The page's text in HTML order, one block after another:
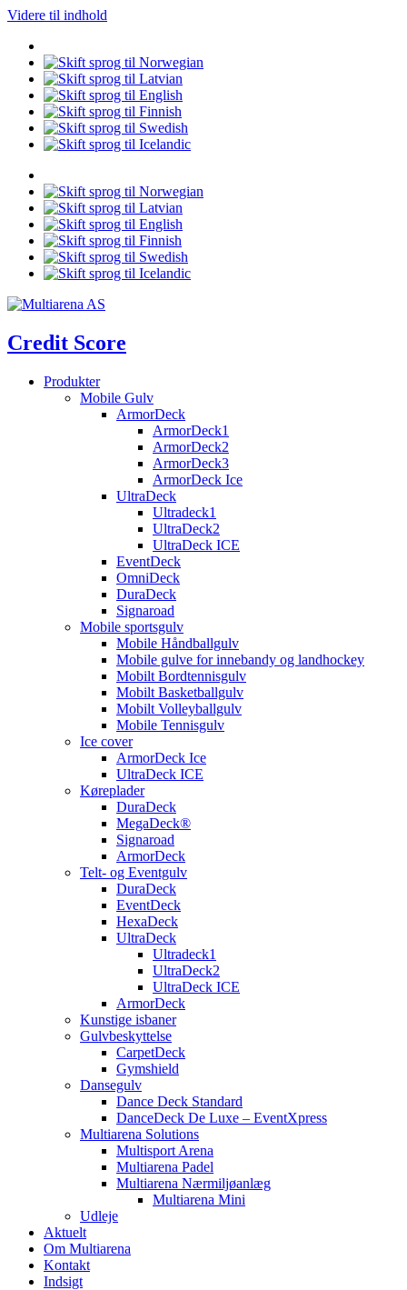
Videre til indhold
Credit Score
Produkter
Mobile Gulv
ArmorDeck
ArmorDeck1
ArmorDeck2
ArmorDeck3
ArmorDeck Ice
UltraDeck
Ultradeck1
UltraDeck2
UltraDeck ICE
EventDeck
OmniDeck
DuraDeck
Signaroad
Mobile sportsgulv
Mobile Håndballgulv
Mobile gulve for innebandy og landhockey
Mobilt Bordtennisgulv
Mobilt Basketballgulv
Mobilt Volleyballgulv
Mobile Tennisgulv
Ice cover
ArmorDeck Ice
UltraDeck ICE
Køreplader
DuraDeck
MegaDeck®
Signaroad
ArmorDeck
Telt- og Eventgulv
DuraDeck
EventDeck
HexaDeck
UltraDeck
Ultradeck1
UltraDeck2
UltraDeck ICE
ArmorDeck
Kunstige isbaner
Gulvbeskyttelse
CarpetDeck
Gymshield
Dansegulv
Dance Deck Standard
DanceDeck De Luxe – EventXpress
Multiarena Solutions
Multisport Arena
Multiarena Padel
Multiarena Nærmiljøanlæg
Multiarena Mini
Udleje
Aktuelt
Om Multiarena
Kontakt
Indsigt